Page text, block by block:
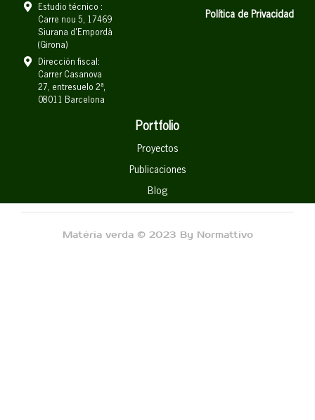
Estudio técnico :
Carre nou 5, 17469
Siurana d'Empordà
(Girona)
Dirección fiscal:
Carrer Casanova
27, entresuelo 2ª,
08011 Barcelona
Política de Privacidad
Portfolio
Proyectos
Publicaciones
Blog
Matéria verda © 2023 By Normattivo